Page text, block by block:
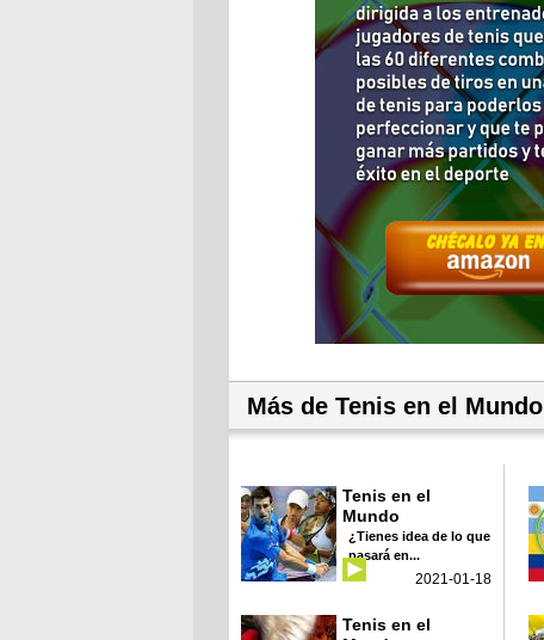
Más de Tenis en el Mundo
Tenis en el
Mundo
¿Tienes idea de lo que
pasará en...
2021-01-18
Tenis en el